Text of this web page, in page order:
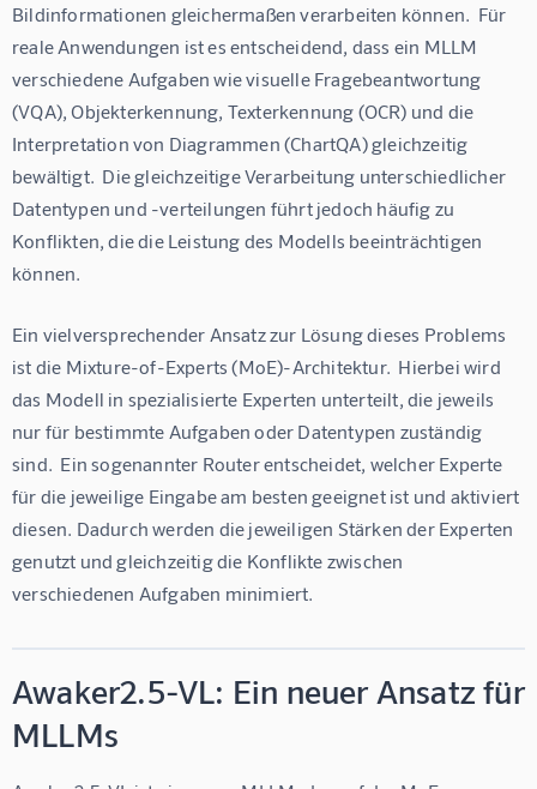
Bildinformationen gleichermaßen verarbeiten können.  Für
reale Anwendungen ist es entscheidend, dass ein MLLM
verschiedene Aufgaben wie visuelle Fragebeantwortung
(VQA), Objekterkennung, Texterkennung (OCR) und die
Interpretation von Diagrammen (ChartQA) gleichzeitig
bewältigt.  Die gleichzeitige Verarbeitung unterschiedlicher
Datentypen und -verteilungen führt jedoch häufig zu
Konflikten, die die Leistung des Modells beeinträchtigen
können.
Ein vielversprechender Ansatz zur Lösung dieses Problems
ist die Mixture-of-Experts (MoE)-Architektur.  Hierbei wird
das Modell in spezialisierte Experten unterteilt, die jeweils
nur für bestimmte Aufgaben oder Datentypen zuständig
sind.  Ein sogenannter Router entscheidet, welcher Experte
für die jeweilige Eingabe am besten geeignet ist und aktiviert
diesen. Dadurch werden die jeweiligen Stärken der Experten
genutzt und gleichzeitig die Konflikte zwischen
verschiedenen Aufgaben minimiert.
Awaker2.5-VL: Ein neuer Ansatz für
MLLMs